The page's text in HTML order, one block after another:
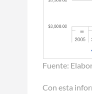
Fuente:
Con esta